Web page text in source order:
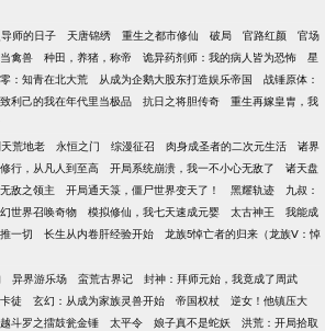
师的日子 天唐锦绣 重生之都市修仙 破局 官路红颜
官场
禽兽 种田，养猪，称帝 诡异药剂师：我的病人皆为恐怖
星
：知青在北大荒 从成为企鹅大股东打造娱乐帝国
战锤原体：
利己的我在年代里当极品 抗日之将胆传奇
重生再嫁皇胄，我
荒地老 永恒之门 综漫征召 肉身成圣者的二次元生活
诸界
行，从凡人到至高 开局系统崩溃，我一不小心无敌了
诸天盘
敌之领主 开局通天箓，僵尸世界变天了！ 黑耀轨迹
九叔：
世界召唤奇物 模拟修仙，我七天速成元婴 太古神王
我能成
一切 长生从内卷肝经验开始
龙族5悼亡者的归来（龙族Ⅴ：悼
异界游乐场 蛮荒古界记
封神：拜师元始，我竟成了周武
徒 玄幻：从成为家族灵兽开始 帝国权杖
逆女！他镇压大
斗罗之擂鼓瓮金锤 太平令 娘子真不是蛇妖
洪荒：开局拾取